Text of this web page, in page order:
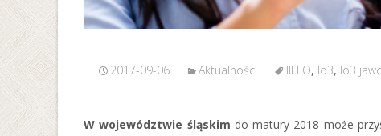
2017-09-06 Aktualności III LO, lo3, lo3
W województwie śląskim do matury 2018 może